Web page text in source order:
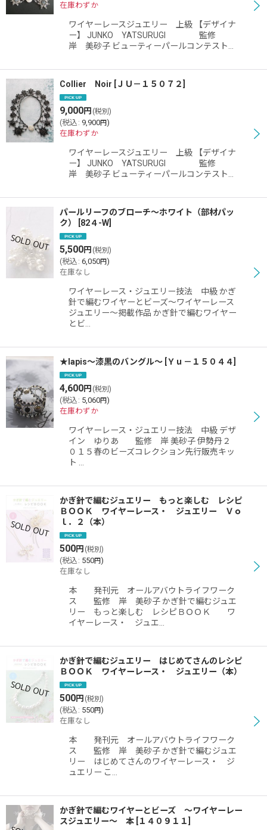
在庫わずか
ワイヤーレースジュエリー 上級 【デザイナ
ー】 JUNKO YATSURUGI 監修
岸 美砂子 ビューティーパールコンテスト…
Collier Noir ＪＵ－１５０７２
9,000円 (税別)
(税込 : 9,900円)
在庫わずか
ワイヤーレースジュエリー 上級 【デザイナ
ー】 JUNKO YATSURUGI 監修
岸 美砂子 ビューティーパールコンテスト…
パールリーフのブローチ〜ホワイト（部材パッ
ク）
82４-W
5,500円 (税別)
(税込 : 6,050円)
在庫なし
ワイヤーレース・ジュエリー技法 中級 かぎ
針で編むワイヤーとビーズ〜ワイヤーレース
ジュエリー〜掲載作品 かぎ針で編むワイヤー
とビ…
★lapis〜漆黒のバングル〜 Ｙｕ－１５０４４
4,600円 (税別)
(税込 : 5,060円)
在庫わずか
ワイヤーレース・ジュエリー技法 中級 デザ
イン ゆりあ 監修 岸 美砂子 伊勢丹２
０１５春のビーズコレクション先行販売キッ
ト …
かぎ針で編むジュエリー もっと楽しむ レシピ
ＢＯＯＫ ワイヤーレース・ ジュエリー Ｖｏ
ｌ．２（本）
500円 (税別)
(税込 : 550円)
在庫なし
本 発刊元 オールアバウトライフワーク
ス 監修 岸 美砂子 かぎ針で編むジュエ
リー もっと楽しむ レシピＢＯＯＫ ワ
イヤーレース・ ジュエ…
かぎ針で編むジュエリー はじめてさんのレシピ
ＢＯＯＫ ワイヤーレース・ ジュエリー（本）
500円 (税別)
(税込 : 550円)
在庫なし
本 発刊元 オールアバウトライフワーク
ス 監修 岸 美砂子 かぎ針で編むジュエ
リー はじめてさんのワイヤーレース・ ジ
ュエリー こ…
かぎ針で編むワイヤーとビーズ 〜ワイヤーレー
スジュエリー〜 本
１４０９１１